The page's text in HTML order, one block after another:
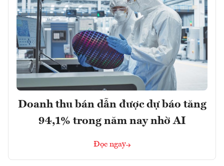
Doanh thu bán dẫn được dự báo tăng
94,1% trong năm nay nhờ AI
Đọc ngay